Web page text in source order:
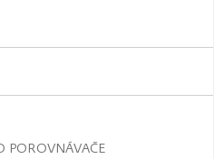
POROVNÁVAČE